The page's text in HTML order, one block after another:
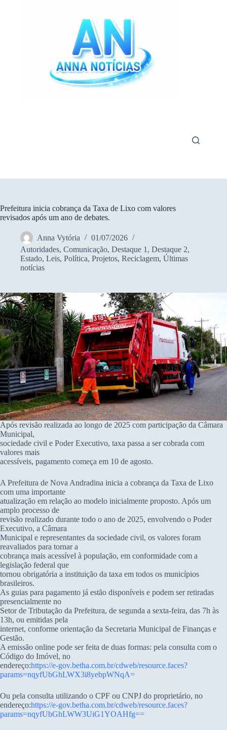
Prefeitura inicia cobrança da Taxa de Lixo com valores
revisados após um ano de debates.
Anna Vytória
01/07/2026
Autoridades, Comunicação, Destaque 1 , Destaque 2,
Estado, Leis, Política, Projetos, Reciclagem, Últimas
notícias
Após revisão realizada ao longo de 2025 com participação da Câmara
Municipal,
sociedade civil e Poder Executivo, taxa passa a ser cobrada com
valores mais
acessíveis, pagamento começa em 10 de agosto.
A Prefeitura de Nova Andradina inicia a cobrança da Taxa de Lixo
com uma importante
atualização em relação ao modelo inicialmente proposto. Após um
amplo processo de
revisão realizado durante todo o ano de 2025, envolvendo o Poder
Executivo, a Câmara
Municipal e representantes da sociedade civil, os valores foram
reavaliados para tornar a
cobrança mais acessível à população, em conformidade com a
legislação federal que
tornou obrigatória a instituição da taxa em todos os municípios
brasileiros.
As guias para pagamento já estão disponíveis e podem ser retiradas
presencialmente no
Setor de Tributação da Prefeitura, de segunda a sexta-feira, das 7h às
13h, ou emitidas pela
internet, conforme orientação da Secretaria Municipal de Finanças e
Gestão.
A emissão online pode ser feita de duas formas: pela consulta com o
Código do Imóvel, no
endereço:https://e-gov.betha.com.br/cdweb/resource.faces?
params=nqyfUbGhLWX3i8yebpWNqA=
Ou pela consulta utilizando o CPF ou CNPJ do proprietário, no
endereço:https://e-gov.betha.com.br/cdweb/resource.faces?
params=nqyfUbGhLWW3UiG1YOAHfg==